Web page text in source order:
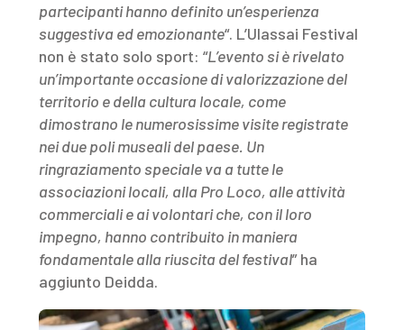
partecipanti hanno definito un’esperienza
suggestiva ed emozionante“. L’Ulassai Festival
non è stato solo sport: “L’evento si è rivelato
un’importante occasione di valorizzazione del
territorio e della cultura locale, come
dimostrano le numerosissime visite registrate
nei due poli museali del paese. Un
ringraziamento speciale va a tutte le
associazioni locali, alla Pro Loco, alle attività
commerciali e ai volontari che, con il loro
impegno, hanno contribuito in maniera
fondamentale alla riuscita del festival” ha
aggiunto Deidda.